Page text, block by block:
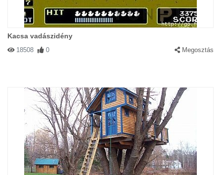
Kacsa vadászidény
18508 0 Megosztás